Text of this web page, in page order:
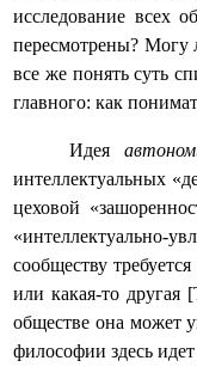
исследование всех
пересмотрены? Могу
все же понять суть
главного: как
Идея
интеллектуальных
цеховой
«интеллектуально-
сообществу
или какая-то
обществе она может
философии здесь идет